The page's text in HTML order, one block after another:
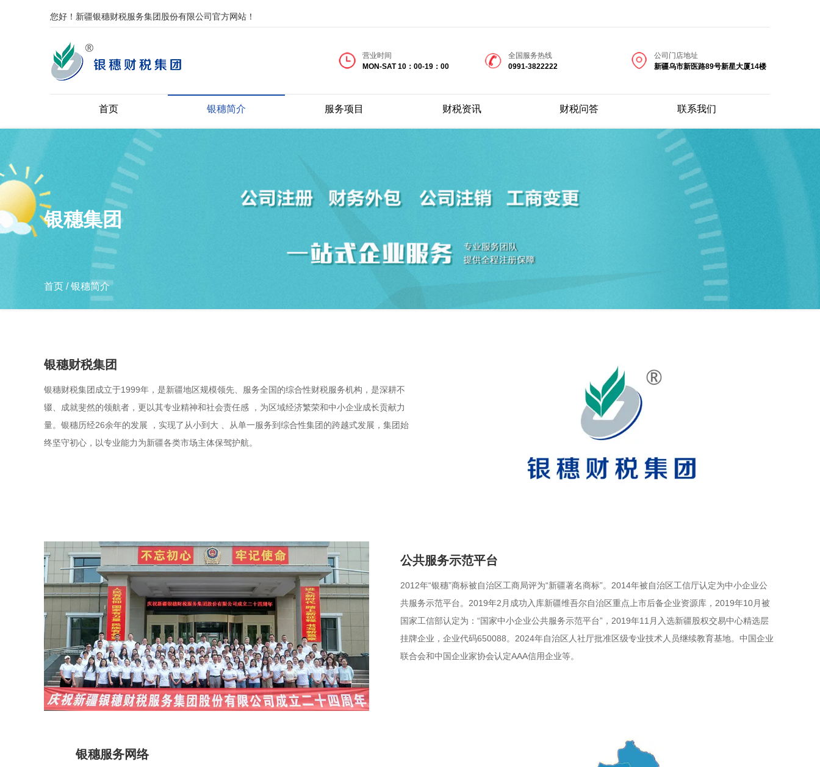
您好！新疆银穗财税服务集团股份有限公司官方网站！
营业时间
MON-SAT 10：00-19：00
全国服务热线
0991-3822222
公司门店地址
新疆乌市新医路89号新星大厦14楼
首页 银穗简介 服务项目 财税资讯 财税问答 联系我们
银穗集团
首页 /银穗简介
银穗财税集团
银穗财税集团成立于1999年，是新疆地区规模领先、服务全国的综合性财税服务机构，是深耕不
辍、成就斐然的领航者，更以其专业精神和社会责任感 ，为区域经济繁荣和中小企业成长贡献力
量。银穗历经26余年的发展 ，实现了从小到大 、从单一服务到综合性集团的跨越式发展，集团始
终坚守初心，以专业能力为新疆各类市场主体保驾护航。
公共服务示范平台
2012年“银穗”商标被自治区工商局评为“新疆著名商标”。2014年被自治区工信厅认定为中小企业公
共服务示范平台。2019年2月成功入库新疆维吾尔自治区重点上市后备企业资源库，2019年10月被
国家工信部认定为：“国家中小企业公共服务示范平台”，2019年11月入选新疆股权交易中心精选层
挂牌企业，企业代码650088。2024年自治区⼈社厅批准区级专业技术⼈员继续教育基地。中国企业
联合会和中国企业家协会认定AAA信⽤企业等。
银穗服务网络